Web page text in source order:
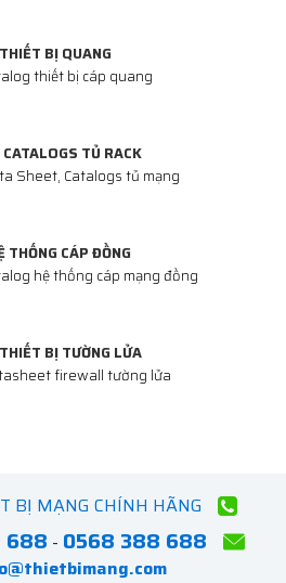
BỊ QUANG
thiết bị cáp quang
TỦ RACK
Sheet, Catalogs tủ mạng
THỐNG CÁP ĐỒNG
hệ thống cáp mạng đồng
BỊ TƯỜNG LỬA
firewall tường lửa
BỊ MẠNG CHÍNH HÃNG
688 - 0568 388 688